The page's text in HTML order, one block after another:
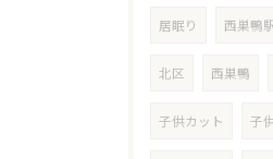
居眠り 西巣鴨
北区 西巣鴨
子供カット 子